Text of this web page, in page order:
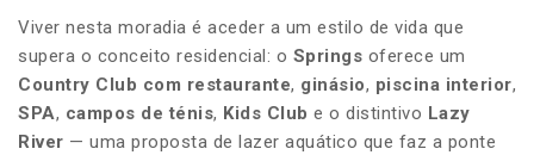
Viver nesta moradia é aceder a um estilo de vida que
supera o conceito residencial: o Springs oferece um
Country Club com restaurante, ginásio, piscina interior,
SPA, campos de ténis, Kids Club e o distintivo Lazy
River — uma proposta de lazer aquático que faz a ponte